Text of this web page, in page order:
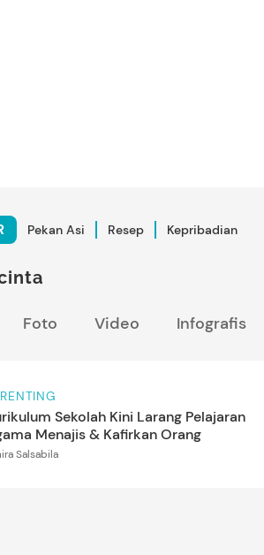
Pekan Asi Resep Kepribadian
Foto Video Infografis
Sekolah Kini Larang Pelajaran
Menajis & Kafirkan Orang
Salsabila